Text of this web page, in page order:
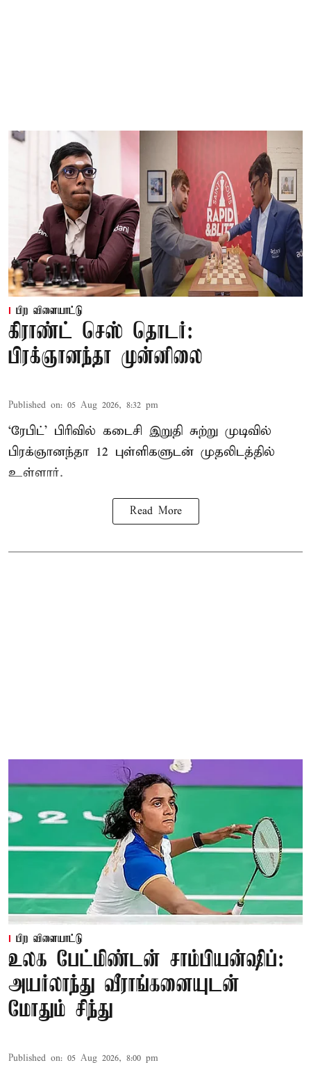
பிற விளையாட்டு
கிராண்ட் செஸ் தொடர்:
பிரக்ஞானந்தா முன்னிலை
Published on: 05 Aug 2026, 8:32 pm
‘ரேபிட்’ பிரிவில் கடைசி இறுதி சுற்று முடிவில்
பிரக்ஞானந்தா 12 புள்ளிகளுடன் முதலிடத்தில்
உள்ளார்.
Read More
பிற விளையாட்டு
உலக பேட்மிண்டன் சாம்பியன்ஷிப்:
அயர்லாந்து வீராங்கனையுடன்
மோதும் சிந்து
Published on: 05 Aug 2026, 8:00 pm